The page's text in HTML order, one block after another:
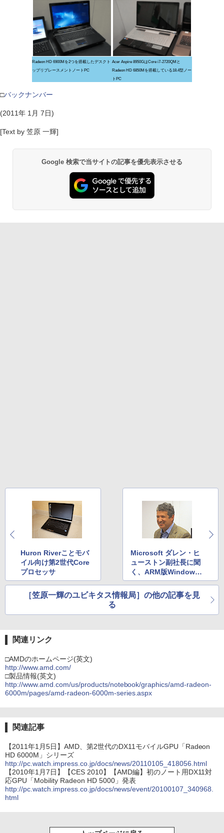
Radeon HD 6900Mを2つを搭載したデスクト
ップリプレースメントノートPC
Acer Aspire 8950GはCore i7-2720QMと
Radeon HD 6850Mを搭載している18.4型ノー
トPC
□バックナンバー
(2011年 1月 7日)
[Text by 笠原 一輝]
Google 検索で当サイトの記事を優先表示させる
Huron Riverことモバ
イル向け第2世代Core
プロセッサ
Microsoft ダレン・ヒ
ューストン副社長に聞
く、ARM版Windows
の正体
［笠原一輝のユビキタス情報局］の他の記事を見
る
関連リンク
□AMDのホームページ(英文)
http://www.amd.com/
□製品情報(英文)
http://www.amd.com/us/products/notebook/graphics/amd-radeon-
6000m/pages/amd-radeon-6000m-series.aspx
関連記事
【2011年1月5日】AMD、第2世代のDX11モバイルGPU「Radeon
HD 6000M」シリーズ
http://pc.watch.impress.co.jp/docs/news/20110105_418056.html
【2010年1月7日】【CES 2010】【AMD編】初のノート用DX11対
応GPU「Mobility Radeon HD 5000」発表
http://pc.watch.impress.co.jp/docs/news/event/20100107_340968.
html